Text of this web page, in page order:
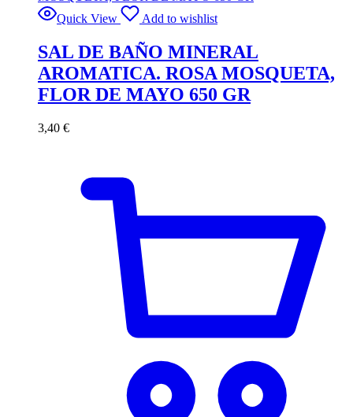
Quick View Add to wishlist
SAL DE BAÑO MINERAL
AROMATICA. ROSA MOSQUETA,
FLOR DE MAYO 650 GR
3,40 €